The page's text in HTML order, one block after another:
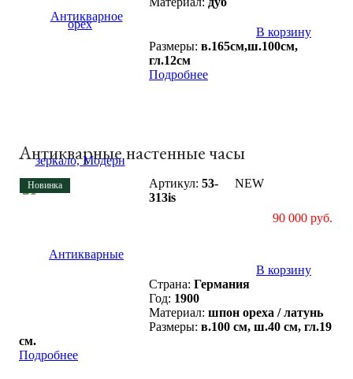
В корзину
Размеры: в.165см,ш.100см,
гл.12см
Подробнее
Антикварные настенные часы
Новинка NEW
90 000 руб.
В корзину
Артикул: 53-
313is
Страна: Германия
Год: 1900
Материал: шпон ореха / латунь
Размеры: в.100 см, ш.40 см, гл.19
см.
Подробнее